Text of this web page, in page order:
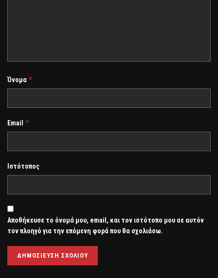
Όνομα *
Email *
Ιστότοπος
Αποθήκευσε το όνομά μου, email, και τον ιστότοπο μου σε αυτόν
τον πλοηγό για την επόμενη φορά που θα σχολιάσω.